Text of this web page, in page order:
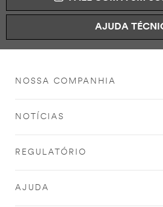
AJUDA
NOSSA COMPANHIA
NOTÍCIAS
REGULATÓRIO
AJUDA